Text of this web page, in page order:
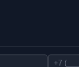
Телефон